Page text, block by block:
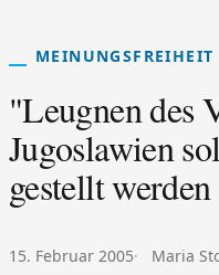
MEINUNGSFREIHEIT
"Leugnen des
Jugoslawien
gestellt werden
Veröffentlicht am:
15. Februar 2005 Autor:
Maria